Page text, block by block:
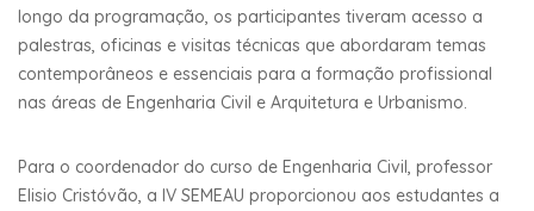
longo da programação, os participantes tiveram acesso a
palestras, oficinas e visitas técnicas que abordaram temas
contemporâneos e essenciais para a formação profissional
nas áreas de Engenharia Civil e Arquitetura e Urbanismo.
Para o coordenador do curso de Engenharia Civil, professor
Elisio Cristóvão, a IV SEMEAU proporcionou aos estudantes a